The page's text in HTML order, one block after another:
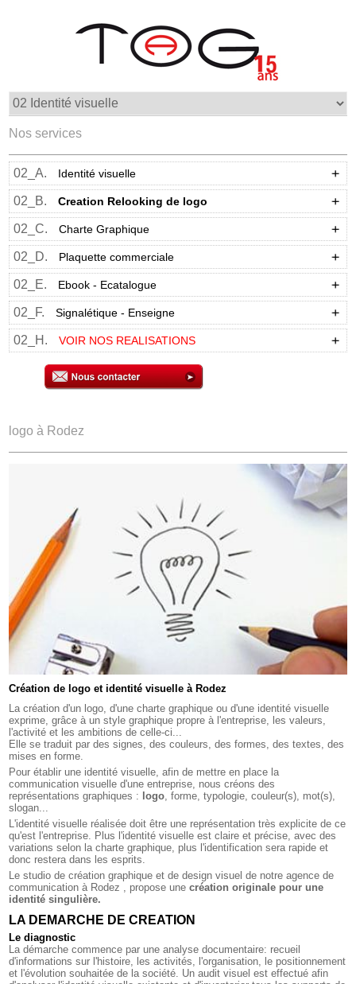
Nos services
02_A. Identité visuelle
02_B. Creation Relooking de logo
02_C. Charte Graphique
02_D. Plaquette commerciale
02_E. Ebook - Ecatalogue
02_F. Signalétique - Enseigne
02_H. VOIR NOS REALISATIONS
logo à Rodez
Création de logo et identité visuelle à Rodez
La création d'un logo, d'une charte graphique ou d'une identité visuelle
exprime, grâce à un style graphique propre à l'entreprise, les valeurs,
l'activité et les ambitions de celle-ci...
Elle se traduit par des signes, des couleurs, des formes, des textes, des
mises en forme.
Pour établir une identité visuelle, afin de mettre en place la
communication visuelle d'une entreprise, nous créons des
représentations graphiques : logo, forme, typologie, couleur(s), mot(s),
slogan...
L'identité visuelle réalisée doit être une représentation très explicite de ce
qu'est l'entreprise. Plus l'identité visuelle est claire et précise, avec des
variations selon la charte graphique, plus l'identification sera rapide et
donc restera dans les esprits.
Le studio de création graphique et de design visuel de notreagence de
communication à Rodez , propose unecréation originale pour une
identité singulière.
LA DEMARCHE DE CREATION
Le diagnostic
La démarche commence par une analyse documentaire: recueil
d'informations sur l'histoire, les activités, l'organisation, le positionnement
et l'évolution souhaitée de la société. Un audit visuel est effectué afin